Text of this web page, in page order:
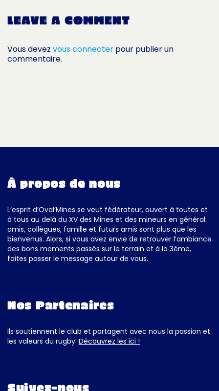
LEAVE A COMMENT
Vous devez vous connecter pour publier un
commentaire.
À propos de nous
L’esprit d’Oval’Mines se veut fédérateur, ouvert à toutes et
à tous au delà du XV des Mines et des mineurs en général:
amis, collègues, famille et futurs amis sont plus que les
bienvenus. Alors, si vous avez envie de retrouver l’ambiance
des bons moments passés sur le terrain et à la 3ème,
faites passer le message autour de vous.
Nos Partenaires
Ils soutiennent le club et partagent avec nous la passion et
les valeurs du rugby. Découvrez les ici !
Suivez-nous